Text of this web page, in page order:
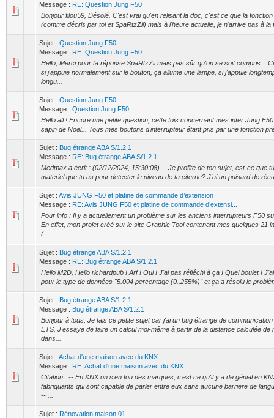
Message : RE: Question Jung F50
Bonjour filou59, Désolé. C'est vrai qu'en relisant la doc, c'est ce que la
(comme décris par toi et SpaRtzZii) mais à l'heure actuelle, je n'arrive pas à la
Sujet : Question Jung F50
Message : RE: Question Jung F50
Hello, Merci pour ta réponse SpaRtzZii mais pas sûr qu'on se soit compris...
si j'appuie normalement sur le bouton, ça allume une lampe, si j'appuie
longu...
Sujet : Question Jung F50
Message : Question Jung F50
Hello all ! Encore une petite question, cette fois concernant mes inter Jung
sapin de Noel... Tous mes boutons d'interrupteur étant pris par une fonction
Sujet : Bug étrange ABA S/1.2.1
Message : RE: Bug étrange ABA S/1.2.1
Medmax a écrit : (02/12/2024, 15:30:08) -- Je profite de ton sujet, est-ce que
matériel que tu as pour detecter le niveau de ta citerne? J'ai un puisard de
Sujet : Avis JUNG F50 et platine de commande d’extension
Message : RE: Avis JUNG F50 et platine de commande d’extensi...
Pour info : Il y a actuellement un problème sur les anciens interrupteurs F50
En effet, mon projet créé sur le site Graphic Tool contenant mes quelques 21
(...
Sujet : Bug étrange ABA S/1.2.1
Message : RE: Bug étrange ABA S/1.2.1
Hello M2D, Hello richardpub ! Arf ! Oui ! J'ai pas réfléchi à ça ! Quel boulet !
pour le type de données "5.004 percentage (0..255%)" et ça a résolu le
Sujet : Bug étrange ABA S/1.2.1
Message : Bug étrange ABA S/1.2.1
Bonjour à tous, Je fais ce petite sujet car j'ai un bug étrange de
ETS. J'essaye de faire un calcul moi-même à partir de la distance calculée de
dans...
Sujet : Achat d'une maison avec du KNX
Message : RE: Achat d'une maison avec du KNX
Citation : -- En KNX on s'en fou des marques, c'est ce qu'il y a de génial en
fabriquants qui sont capable de parler entre eux sans aucune barriere de
-- ...
Sujet : Rénovation maison 01